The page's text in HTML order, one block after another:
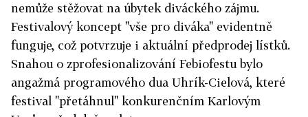
nemůže stěžovat na úbytek diváckého zájmu.
Festivalový koncept "vše pro diváka" evidentně
funguje, což potvrzuje i aktuální předprodej lístků.
Snahou o zprofesionalizování Febiofestu bylo
angažmá programového dua Uhrík-Cielová, které
festival "přetáhnul" konkurenčním Karlovým